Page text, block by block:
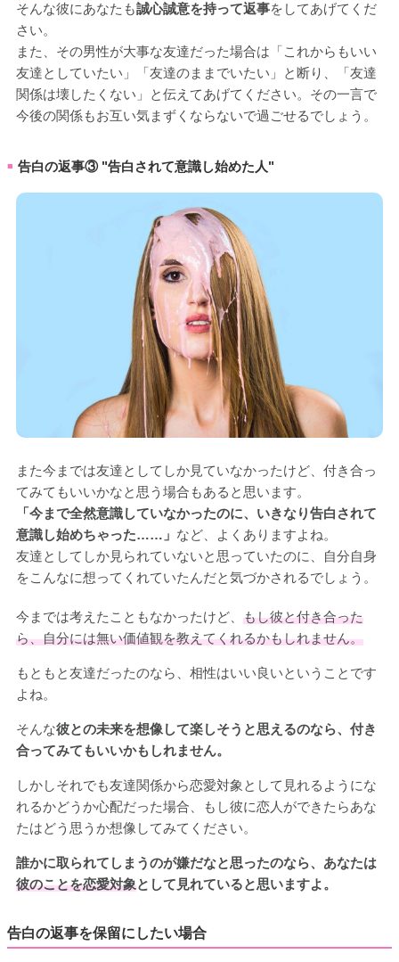
そんな彼にあなたも誠心誠意を持って返事をしてあげてくだ
さい。
また、その男性が大事な友達だった場合は「これからもいい
友達としていたい」「友達のままでいたい」と断り、「友達
関係は壊したくない」と伝えてあげてください。その一言で
今後の関係もお互い気まずくならないで過ごせるでしょう。
■ 告白の返事③ "告白されて意識し始めた人"
また今までは友達としてしか見ていなかったけど、付き合っ
てみてもいいかなと思う場合もあると思います。
「今まで全然意識していなかったのに、いきなり告白されて
意識し始めちゃった……」 など、よくありますよね。
友達としてしか見られていないと思っていたのに、自分自身
をこんなに想ってくれていたんだと気づかされるでしょう。
今までは考えたこともなかったけど、 もし彼と付き合った
ら、自分には無い価値観を教えてくれるかもしれません。
もともと友達だったのなら、相性はいい良いということです
よね。
そんな彼との未来を想像して楽しそうと思えるのなら、付き
合ってみてもいいかもしれません。
しかしそれでも友達関係から恋愛対象として見れるようにな
れるかどうか心配だった場合、もし彼に恋人ができたらあな
たはどう思うか想像してみてください。
誰かに取られてしまうのが嫌だなと思ったのなら、あなたは
彼のことを恋愛対象として見れていると思いますよ。
告白の返事を保留にしたい場合